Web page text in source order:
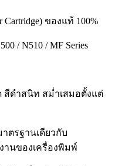
ของแท้ 100%
/ N510 / MF Series
ดำสนิท สม่ำเสมอตั้งแต่
ตรฐานเดียวกับ
านของเครื่องพิมพ์